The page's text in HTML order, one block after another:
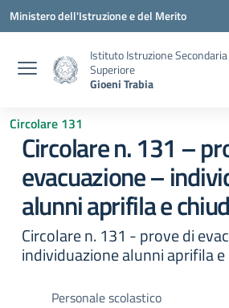
Vai ai contenuti
Vai al menu di navigazione
Vai al footer
Ministero dell'Istruzione e del Merito
Istituto Istruzione Secondaria
Superiore
Gioeni Trabia
Circolare 131
Circolare n. 131 –
evacuazione –
alunni aprifila e
Circolare n. 131 - prove di
individuazione alunni aprifila
Personale scolastico